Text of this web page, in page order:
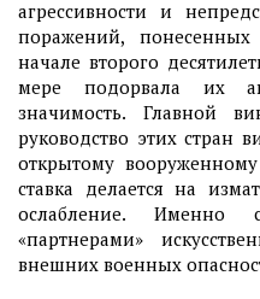
агрессивности и
поражений,
начале второго
мере подорвала их
значимость. Главной
руководство этих стран
открытому
ставка делается на
ослабление.
«партнерами»
внешних военных